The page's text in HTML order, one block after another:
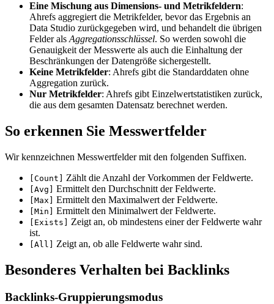
Eine Mischung aus Dimensions- und Metrikfeldern:
Ahrefs aggregiert die Metrikfelder, bevor das Ergebnis an
Data Studio zurückgegeben wird, und behandelt die übrigen
Felder als Aggregationsschlüssel. So werden sowohl die
Genauigkeit der Messwerte als auch die Einhaltung der
Beschränkungen der Datengröße sichergestellt.
Keine Metrikfelder: Ahrefs gibt die Standarddaten ohne
Aggregation zurück.
Nur Metrikfelder: Ahrefs gibt Einzelwertstatistiken zurück,
die aus dem gesamten Datensatz berechnet werden.
So erkennen Sie Messwertfelder
Wir kennzeichnen Messwertfelder mit den folgenden Suffixen.
[Count] Zählt die Anzahl der Vorkommen der Feldwerte.
[Avg] Ermittelt den Durchschnitt der Feldwerte.
[Max] Ermittelt den Maximalwert der Feldwerte.
[Min] Ermittelt den Minimalwert der Feldwerte.
[Exists]
Zeigt an, ob mindestens einer der Feldwerte wahr
ist.
[All] Zeigt an, ob alle Feldwerte wahr sind.
Besonderes Verhalten bei Backlinks
Backlinks-Gruppierungsmodus